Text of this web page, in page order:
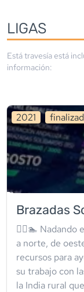
LIGAS
Está travesía está
información:
2021
Brazadas
🏊‍♀️🏊 Nadando
a norte, de
recursos para
su trabajo con
la India rural